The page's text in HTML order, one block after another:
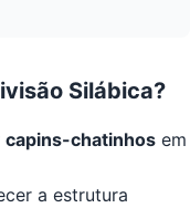
Silábica?
capins-chatinhos em
a estrutura